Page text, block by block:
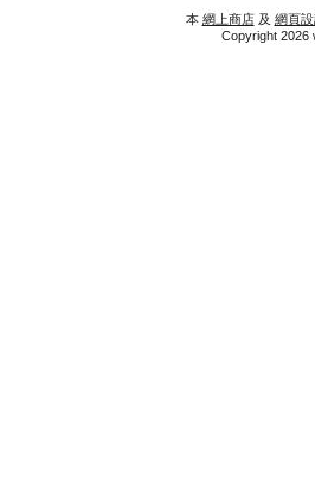
本 網上商店 及 網頁
Copyright 2026